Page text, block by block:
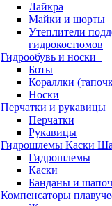
Лайкра
Майки и шорты
Утеплители
гидрокостюмов
Гидрообувь и носки
Боты
Кораллки
Носки
Перчатки и рукавицы
Перчатки
Рукавицы
Гидрошлемы Каски
Гидрошлемы
Каски
Банданы и
Компенсаторы